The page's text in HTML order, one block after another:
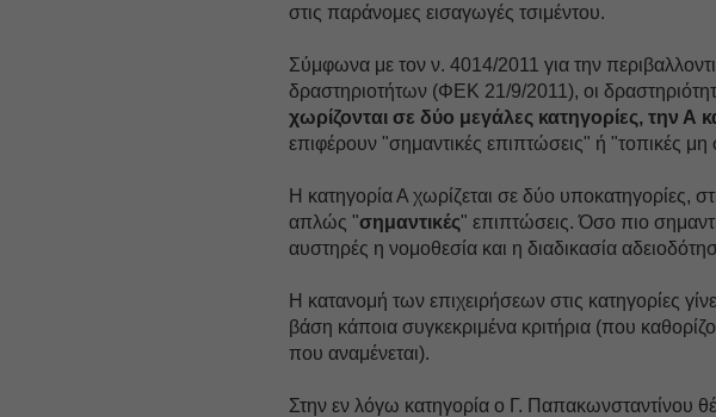
στις παράνομες εισαγωγές τσιμέντου.
Σύμφωνα με τον ν. 4014/2011 για την
δραστηριοτήτων (ΦΕΚ 21/9/2011), οι
χωρίζονται σε δύο μεγάλες κατηγορίες, την Α
επιφέρουν "σημαντικές επιπτώσεις" ή "τοπικές μη
Η κατηγορία Α χωρίζεται σε δύο υποκατηγορίες,
απλώς "σημαντικές" επιπτώσεις. Όσο πιο
αυστηρές η νομοθεσία και η διαδικασία
Η κατανομή των επιχειρήσεων στις κατηγορίες
βάση κάποια συγκεκριμένα κριτήρια (που
που αναμένεται).
Στην εν λόγω κατηγορία ο Γ. Παπακωνσταντίνου